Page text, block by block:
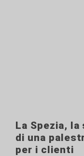
La Spezia,
di una
per i clienti